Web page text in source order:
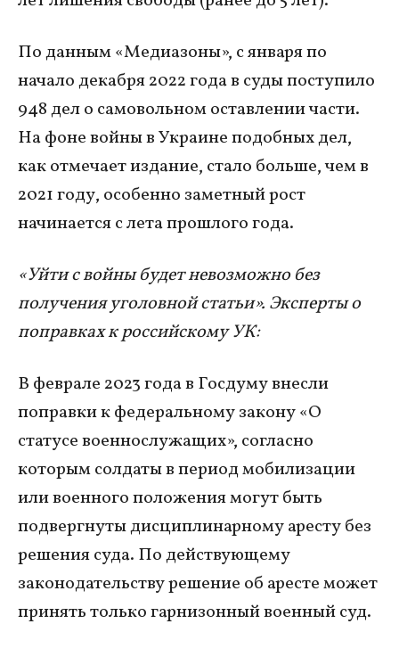
По данным «Медиазоны», с января по
начало декабря 2022 года в суды поступило
948 дел о самовольном оставлении части.
На фоне войны в Украине подобных дел,
как отмечает издание, стало больше, чем в
2021 году, особенно заметный рост
начинается с лета прошлого года.
«Уйти с войны будет невозможно без
получения уголовной статьи». Эксперты о
поправках к российскому УК:
В феврале 2023 года в Госдуму внесли
поправки к федеральному закону «О
статусе военнослужащих», согласно
которым солдаты в период мобилизации
или военного положения могут быть
подвергнуты дисциплинарному аресту без
решения суда. По действующему
законодательству решение об аресте может
принять только гарнизонный военный суд.